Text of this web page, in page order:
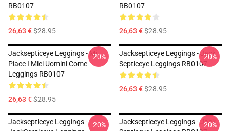
RB0107
26,63 €$28.95
RB0107
26,63 €$28.95
Jacksepticeye Leggings - Mi
Piace I Miei Uomini Come
Leggings RB0107
26,63 €$28.95
-20%
Jacksepticeye Leggings - Jack
Septiceye Leggings RB0107
26,63 €$28.95
-20%
Jacksepticeye Leggings - -20%
Jacksepticeye Leggings - Jack
-20%